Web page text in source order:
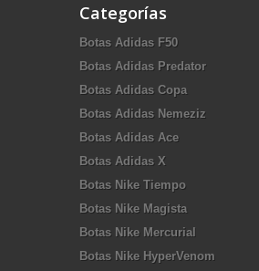
Categorías
Botas Adidas F50
Botas Adidas Predator
Botas Adidas Copa
Botas Adidas Nemeziz
Botas Adidas Ace
Botas Adidas X
Botas Nike Tiempo
Botas Nike Magista
Botas Nike Mercurial
Botas Nike HyperVenom